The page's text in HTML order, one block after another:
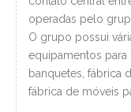
operadas pelo
O grupo possui
equipamentos para
banquetes, fábrica
fábrica de móveis